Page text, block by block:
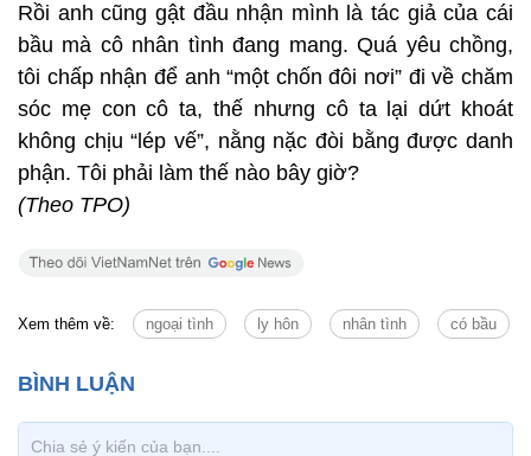
Rồi anh cũng gật đầu nhận mình là tác giả của cái
bầu mà cô nhân tình đang mang. Quá yêu chồng,
tôi chấp nhận để anh “một chốn đôi nơi” đi về chăm
sóc mẹ con cô ta, thế nhưng cô ta lại dứt khoát
không chịu “lép vế”, nằng nặc đòi bằng được danh
phận. Tôi phải làm thế nào bây giờ?
(Theo TPO)
Xem thêm về: ngoại tình ly hôn nhân tình có bầu